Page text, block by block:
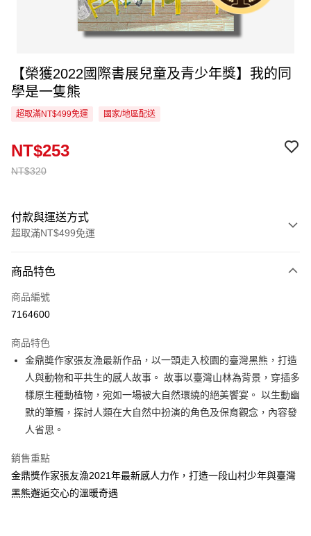
【榮獲2022國際書展兒童及青少年獎】我的同
學是一隻熊
超取滿NT$499免運 國家/地區配送
NT$320
NT$253
付款與運送方式
超取滿NT$499免運
信用卡一次付款
超商取貨付款
Apple Pay
街口支付
悠遊付
ATM付款
全家取貨付款
商品特色
商品編號
7164600
商品特色
金鼎奬作家張友漁最新作品，以一頭走入校園的臺灣黑熊，打造
人與動物和平共生的感人故事。 故事以臺灣山林為背景，穿插多
樣原生種動植物，宛如一場被大自然環繞的絕美饗宴。 以生動幽
默的筆觸，探討人類在大自然中扮演的角色及保育觀念，內容發
人省思。
銷售重點
金鼎獎作家張友漁2021年最新感人力作，打造一段山村少年與臺灣
黑熊邂逅交心的溫暖奇遇